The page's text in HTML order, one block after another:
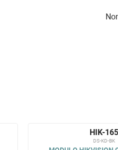
HIK-165
DS-KD-BK